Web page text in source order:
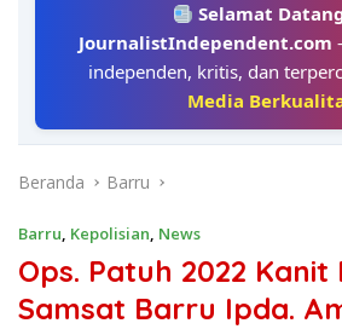
Selamat
JournalistIndependent.com
independen, kritis, dan
Media
Beranda Barru
Barru, Kepolisian, News
Ops. Patuh 2022 Kanit
Samsat Barru Ipda.